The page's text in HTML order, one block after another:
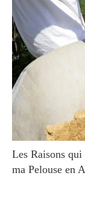
Les Raisons qui
ma Pelouse en